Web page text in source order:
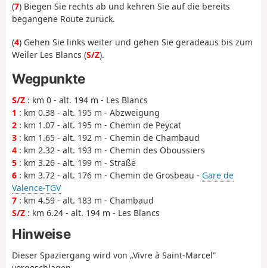
(7) Biegen Sie rechts ab und kehren Sie auf die bereits
begangene Route zurück.
(4) Gehen Sie links weiter und gehen Sie geradeaus bis zum
Weiler Les Blancs (S/Z).
Wegpunkte
S/Z : km 0 - alt. 194 m - Les Blancs
1 : km 0.38 - alt. 195 m - Abzweigung
2 : km 1.07 - alt. 195 m - Chemin de Peycat
3 : km 1.65 - alt. 192 m - Chemin de Chambaud
4 : km 2.32 - alt. 193 m - Chemin des Oboussiers
5 : km 3.26 - alt. 199 m - Straße
6 : km 3.72 - alt. 176 m - Chemin de Grosbeau - Gare de
Valence-TGV
7 : km 4.59 - alt. 183 m - Chambaud
S/Z : km 6.24 - alt. 194 m - Les Blancs
Hinweise
Dieser Spaziergang wird von „Vivre à Saint-Marcel”